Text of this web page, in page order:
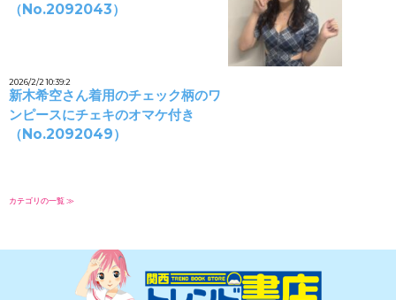
（No.2092043）
2026/2/2 10:39:2
新木希空さん着用のチェック柄のワ
ンピースにチェキのオマケ付き
（No.2092049）
カテゴリの一覧 ≫